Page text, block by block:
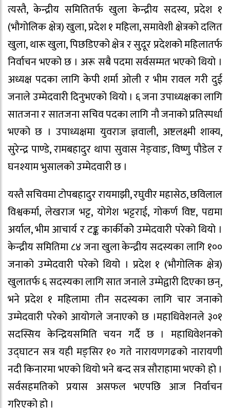
त्यस्तै, केन्द्रीय समितितर्फ खुला केन्द्रीय सदस्य, प्रदेश १
(भौगोलिक क्षेत्र) खुला, प्रदेश १ महिला, समावेशी क्षेत्रको दलित
खुला, थारू खुला, पिछडिएको क्षेत्र र सुदूर प्रदेशको महिलातर्फ
निर्वाचन भएको छ । अरू सबै पदमा सर्वसम्मत भएको थियो ।
अध्यक्ष पदका लागि केपी शर्मा ओली र भीम रावल गरी दुई
जनाले उम्मेदवारी दिनुभएको थियो । ६ जना उपाध्यक्षका लागि
सातजना र सातजना सचिव पदका लागि नौ जनाको प्रतिस्पर्धा
भएको छ । उपाध्यक्षमा युवराज ज्ञवाली, अष्टलक्ष्मी शाक्य,
सुरेन्द्र पाण्डे, रामबहादुर थापा सुवास नेङ्वाङ, विष्णु पौडेल र
घनश्याम भुसालको उम्मेदवारी छ ।
यस्तै सचिवमा टोपबहादुर रायमाझी, रघुवीर महासेठ, छविलाल
विश्वकर्मा, लेखराज भट्ट, योगेश भट्टराई, गोकर्ण विष्ट, पद्यमा
अर्याल, भीम आचार्य र टङ्क कार्कीकोे उम्मेदवारी परेको थियो ।
केन्द्रीय समितिमा ८४ जना खुला केन्द्रीय सदस्यका लागि १००
जनाको उम्मेदवारी परेको थियो । प्रदेश १ (भौगोलिक क्षेत्र)
खुलातर्फ ६ सदस्यका लागि सात जनाले उम्मेद्वारी दिएका छन्,
भने प्रदेश १ महिलामा तीन सदस्यका लागि चार जनाको
उम्मेदवारी परेको आयोगले जनाएको छ ।महाधिवेशनले ३०१
सदस्सिय केन्द्रियसमिति चयन गर्दै छ । महाधिवेशनको
उद्घाटन सत्र यही मङ्सिर १० गते नारायणगढको नारायणी
नदी किनारमा भएको थियो भने बन्द सत्र सौराहामा भएको हो ।
सर्वसहमतिको प्रयास असफल भएपछि आज निर्वाचन